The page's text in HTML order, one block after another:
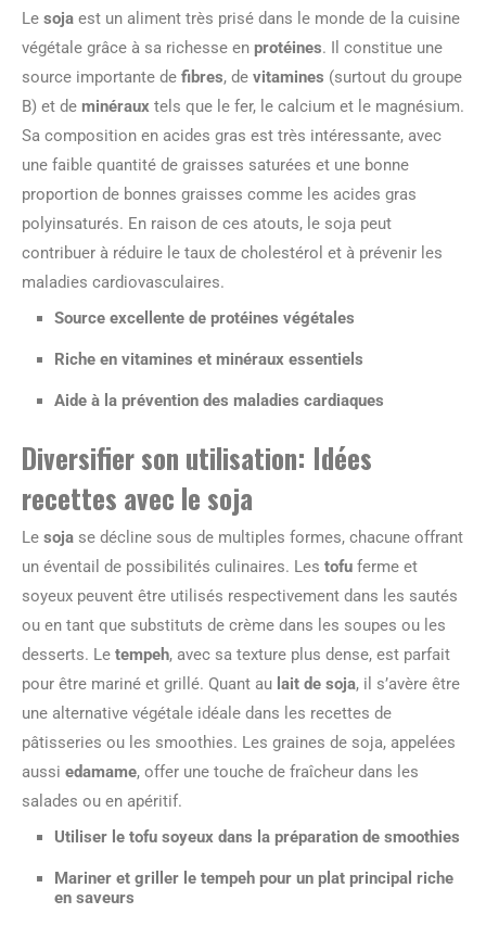
Le soja est un aliment très prisé dans le monde de la cuisine
végétale grâce à sa richesse en protéines. Il constitue une
source importante de fibres, de vitamines (surtout du groupe
B) et de minéraux tels que le fer, le calcium et le magnésium.
Sa composition en acides gras est très intéressante, avec
une faible quantité de graisses saturées et une bonne
proportion de bonnes graisses comme les acides gras
polyinsaturés. En raison de ces atouts, le soja peut
contribuer à réduire le taux de cholestérol et à prévenir les
maladies cardiovasculaires.
Source excellente de protéines végétales
Riche en vitamines et minéraux essentiels
Aide à la prévention des maladies cardiaques
Diversifier son utilisation: Idées
recettes avec le soja
Le soja se décline sous de multiples formes, chacune offrant
un éventail de possibilités culinaires. Les tofu ferme et
soyeux peuvent être utilisés respectivement dans les sautés
ou en tant que substituts de crème dans les soupes ou les
desserts. Le tempeh, avec sa texture plus dense, est parfait
pour être mariné et grillé. Quant au lait de soja, il s’avère être
une alternative végétale idéale dans les recettes de
pâtisseries ou les smoothies. Les graines de soja, appelées
aussi edamame, offer une touche de fraîcheur dans les
salades ou en apéritif.
Utiliser le tofu soyeux dans la préparation de smoothies
Mariner et griller le tempeh pour un plat principal riche
en saveurs